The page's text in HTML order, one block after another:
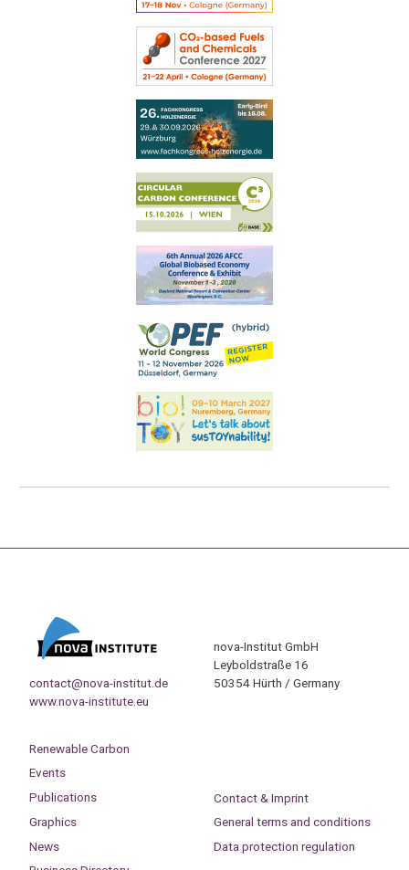
contact@nova-institut.de
www.nova-institute.eu
nova-Institut GmbH
Leyboldstraße 16
50354 Hürth / Germany
Renewable Carbon
Events
Publications
Graphics
News
Contact & Imprint
General terms and conditions
Data protection regulation